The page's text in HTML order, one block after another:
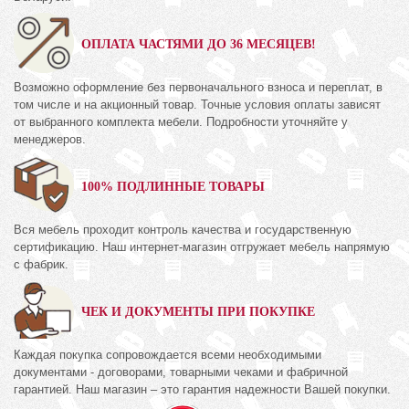
ОПЛАТА ЧАСТЯМИ ДО 36 МЕСЯЦЕВ!
Возможно оформление без первоначального взноса и переплат, в
том числе и на акционный товар. Точные условия оплаты зависят
от выбранного комплекта мебели. Подробности уточняйте у
менеджеров.
100% ПОДЛИННЫЕ ТОВАРЫ
Вся мебель проходит контроль качества и государственную
сертификацию. Наш интернет-магазин отгружает мебель напрямую
с фабрик.
ЧЕК И ДОКУМЕНТЫ ПРИ ПОКУПКЕ
Каждая покупка сопровождается всеми необходимыми
документами - договорами, товарными чеками и фабричной
гарантией. Наш магазин – это гарантия надежности Вашей покупки.